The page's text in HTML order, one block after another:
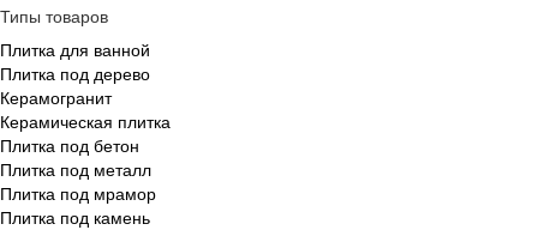
Типы товаров
Плитка для ванной
Плитка под дерево
Керамогранит
Керамическая плитка
Плитка под бетон
Плитка под металл
Плитка под мрамор
Плитка под камень